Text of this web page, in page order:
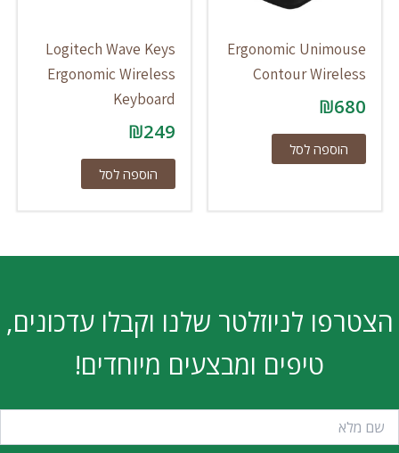
Ergonomic Unimouse
Contour Wireless
₪680
הוספה לסל
Logitech Wave Keys
Ergonomic Wireless
Keyboard
₪249
הוספה לסל
הצטרפו לניוזלטר שלנו וקבלו עדכונים,
טיפים ומבצעים מיוחדים!